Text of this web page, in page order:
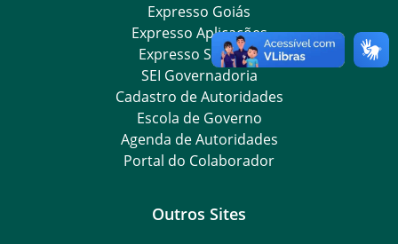
Expresso Goiás
Expresso Aplicações
Expresso Servidor
SEI Governadoria
Cadastro de Autoridades
Escola de Governo
Agenda de Autoridades
Portal do Colaborador
Outros Sites